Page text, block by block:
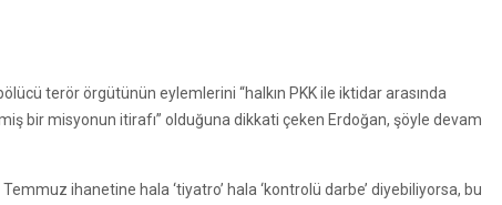
terör örgütünün eylemlerini “halkın PKK ile iktidar arasında
bir misyonun itirafı” olduğuna dikkati çeken Erdoğan, şöyle devam
ihanetine hala ‘tiyatro’ hala ‘kontrolü darbe’ diyebiliyorsa, bu